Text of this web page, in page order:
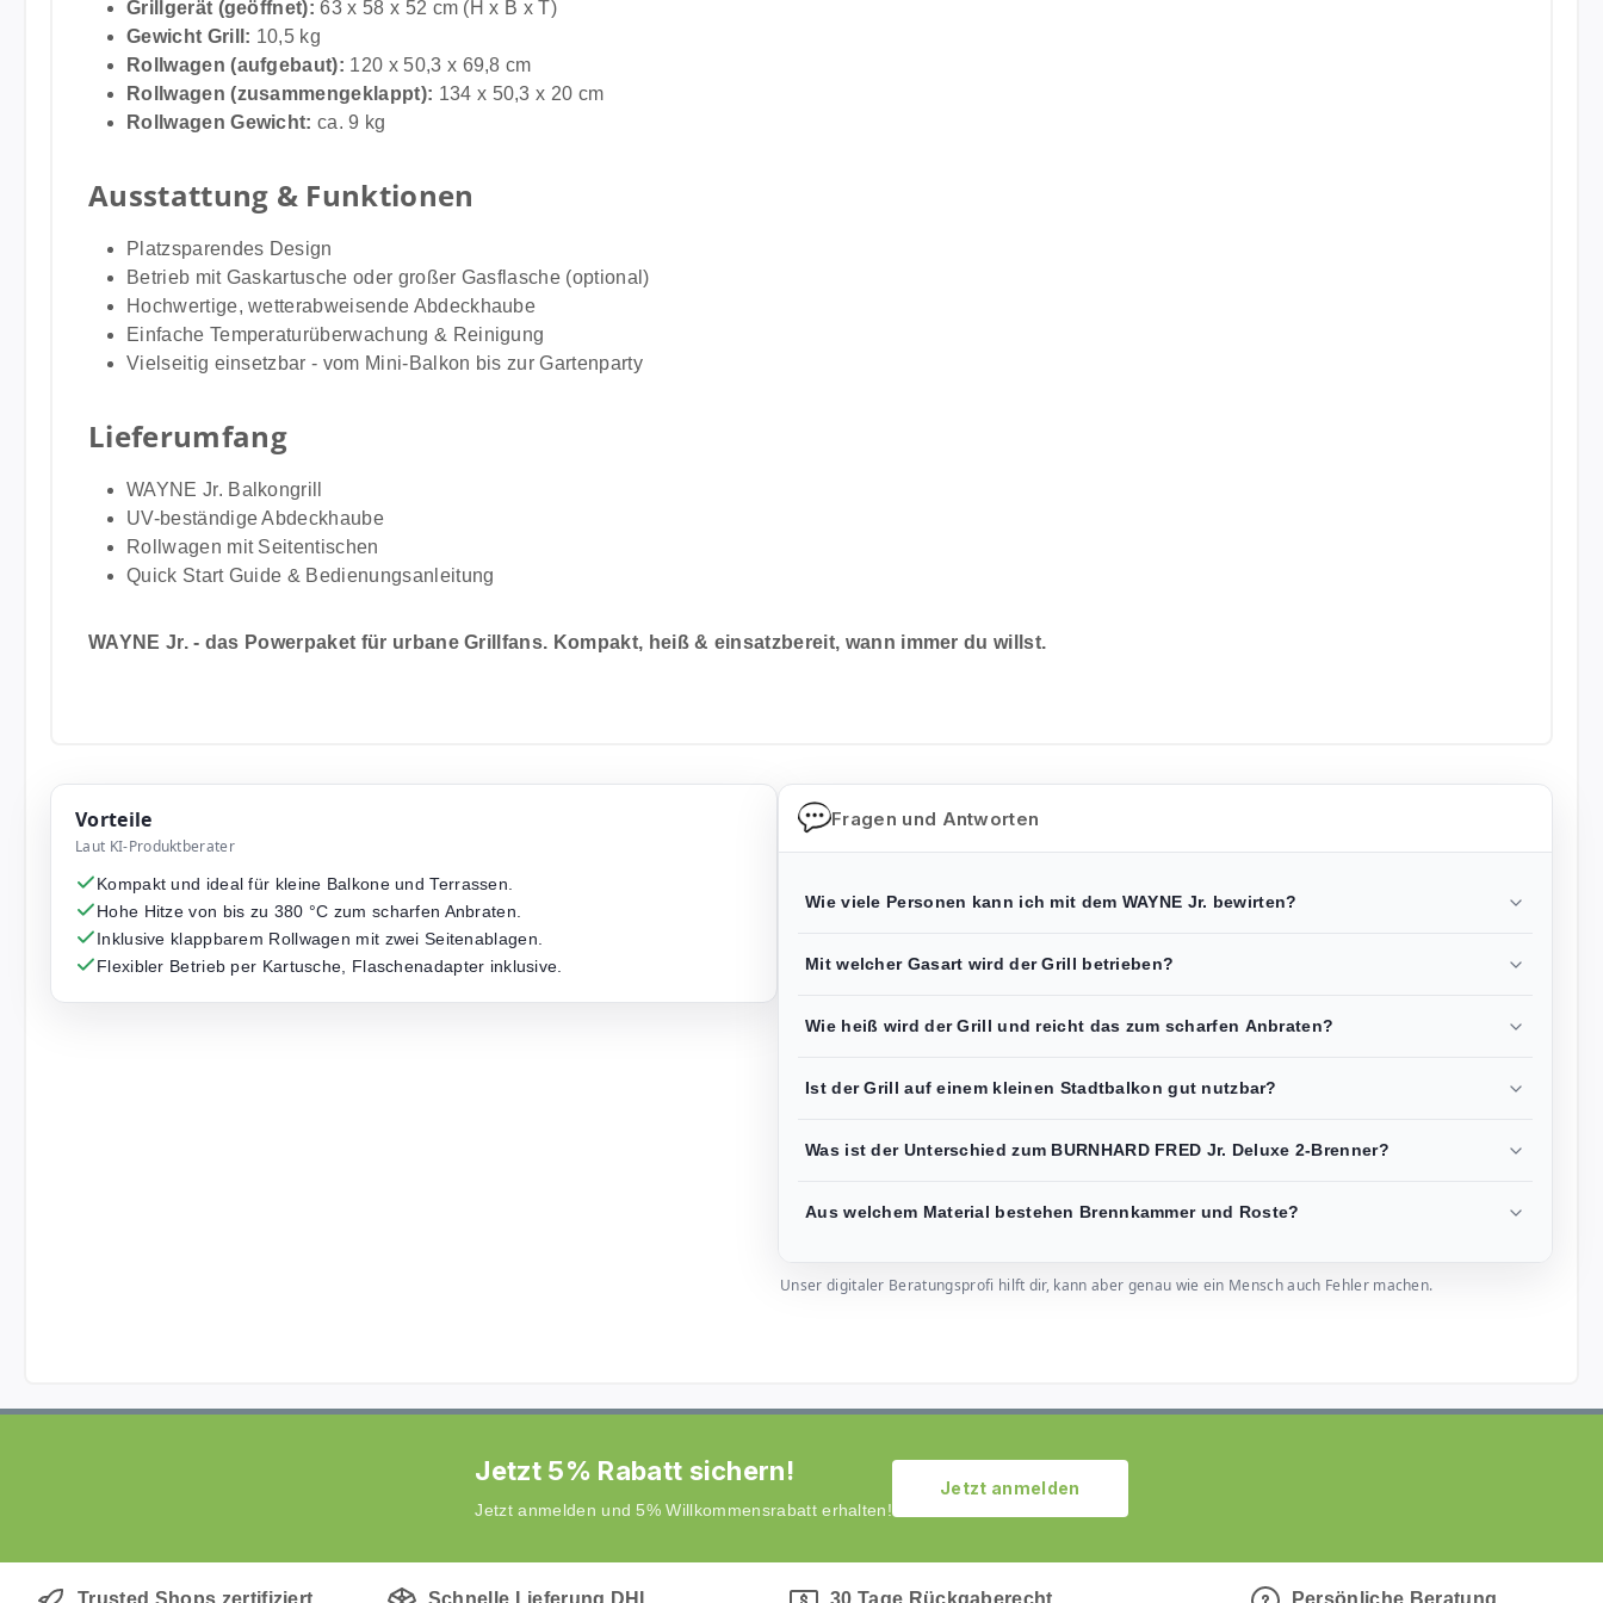
Grillgerät (geöffnet): 63 x 58 x 52 cm (H x B x T)
Gewicht Grill: 10,5 kg
Rollwagen (aufgebaut): 120 x 50,3 x 69,8 cm
Rollwagen (zusammengeklappt): 134 x 50,3 x 20 cm
Rollwagen Gewicht: ca. 9 kg
Ausstattung & Funktionen
Platzsparendes Design
Betrieb mit Gaskartusche oder großer Gasflasche (optional)
Hochwertige, wetterabweisende Abdeckhaube
Einfache Temperaturüberwachung & Reinigung
Vielseitig einsetzbar - vom Mini-Balkon bis zur Gartenparty
Lieferumfang
WAYNE Jr. Balkongrill
UV-beständige Abdeckhaube
Rollwagen mit Seitentischen
Quick Start Guide & Bedienungsanleitung
WAYNE Jr. - das Powerpaket für urbane Grillfans. Kompakt, heiß & einsatzbereit, wann immer du willst.
Vorteile
Laut KI-Produktberater
Kompakt und ideal für kleine Balkone und Terrassen.
Hohe Hitze von bis zu 380 °C zum scharfen Anbraten.
Inklusive klappbarem Rollwagen mit zwei Seitenablagen.
Flexibler Betrieb per Kartusche, Flaschenadapter inklusive.
Fragen und Antworten
Wie viele Personen kann ich mit dem WAYNE Jr. bewirten?
Mit welcher Gasart wird der Grill betrieben?
Wie heiß wird der Grill und reicht das zum scharfen Anbraten?
Ist der Grill auf einem kleinen Stadtbalkon gut nutzbar?
Was ist der Unterschied zum BURNHARD FRED Jr. Deluxe 2-Brenner?
Aus welchem Material bestehen Brennkammer und Roste?
Unser digitaler Beratungsprofi hilft dir, kann aber genau wie ein Mensch auch Fehler machen.
Jetzt 5% Rabatt sichern!
Jetzt anmelden und 5% Willkommensrabatt erhalten!
Jetzt anmelden
Trusted Shops zertifiziert Schnelle Lieferung DHL 30 Tage Rückgaberecht Persönliche Beratung